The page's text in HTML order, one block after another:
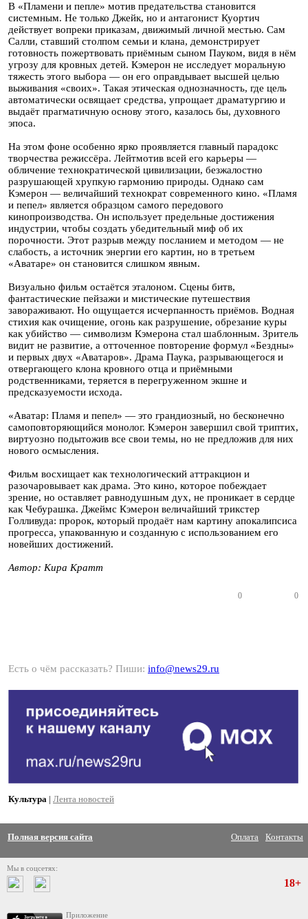
В «Пламени и пепле» мотив предательства становится
системным. Не только Джейк, но и антагонист Куортич
действует вопреки приказам, движимый личной местью. Сам
Салли, ставший столпом семьи и клана, демонстрирует
готовность пожертвовать приёмным сыном Пауком, видя в нём
угрозу для кровных детей. Кэмерон не исследует моральную
тяжесть этого выбора — он его оправдывает высшей целью
выживания «своих». Такая этическая однозначность, где цель
автоматически освящает средства, упрощает драматургию и
выдаёт прагматичную основу этого, казалось бы, духовного
эпоса.
На этом фоне особенно ярко проявляется главный парадокс
творчества режиссёра. Лейтмотив всей его карьеры —
обличение технократической цивилизации, безжалостно
разрушающей хрупкую гармонию природы. Однако сам
Кэмерон — величайший технократ современного кино. «Пламя
и пепел» является образцом самого передового
кинопроизводства. Он использует предельные достижения
индустрии, чтобы создать убедительный миф об их
порочности. Этот разрыв между посланием и методом — не
слабость, а источник энергии его картин, но в третьем
«Аватаре» он становится слишком явным.
Визуально фильм остаётся эталоном. Сцены битв,
фантастические пейзажи и мистические путешествия
завораживают. Но ощущается исчерпанность приёмов. Водная
стихия как очищение, огонь как разрушение, обрезание куры
как убийство — символизм Кэмерона стал шаблонным. Зритель
видит не развитие, а отточенное повторение формул «Бездны»
и первых двух «Аватаров». Драма Паука, разрывающегося и
отвергающего клона кровного отца и приёмными
родственниками, теряется в перегруженном экшне и
предсказуемости исхода.
«Аватар: Пламя и пепел» — это грандиозный, но бесконечно
самоповторяющийся монолог. Кэмерон завершил свой триптих,
виртуозно подытожив все свои темы, но не предложив для них
нового осмысления.
Фильм восхищает как технологический аттракцион и
разочаровывает как драма. Это кино, которое побеждает
зрение, но оставляет равнодушным дух, не проникает в сердце
как Чебурашка. Джеймс Кэмерон величайший трикстер
Голливуда: пророк, который продаёт нам картину апокалипсиса
прогресса, упакованную и созданную с использованием его
новейших достижений.
Автор: Кира Кратт
0 0
Есть о чём рассказать? Пиши: info@news29.ru
Культура | Лента новостей
Полная версия сайта Оплата Контакты
Мы в соцсетях:
Приложение
18+